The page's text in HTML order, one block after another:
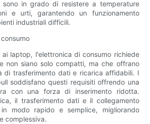
sono in grado di resistere a temperature
e urti, garantendo un funzionamento
industriali difficili.
ai laptop, l'elettronica di consumo richiede
non siano solo compatti, ma che offrano
di trasferimento dati e ricarica affidabili. I
soddisfano questi requisiti offrendo una
con una forza di inserimento ridotta.
il trasferimento dati e il collegamento
modo rapido e semplice, migliorando
complessiva.